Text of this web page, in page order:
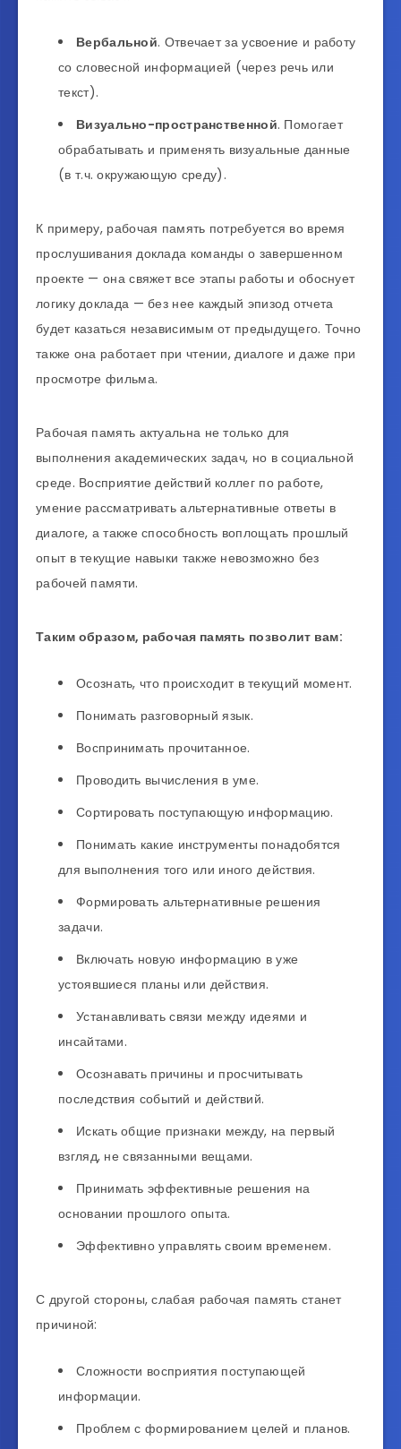
Вербальной. Отвечает за усвоение и работу
со словесной информацией (через речь или
текст).
Визуально-пространственной. Помогает
обрабатывать и применять визуальные данные
(в т.ч. окружающую среду).
К примеру, рабочая память потребуется во время
прослушивания доклада команды о завершенном
проекте — она свяжет все этапы работы и обоснует
логику доклада — без нее каждый эпизод отчета
будет казаться независимым от предыдущего. Точно
также она работает при чтении, диалоге и даже при
просмотре фильма.
Рабочая память актуальна не только для
выполнения академических задач, но в социальной
среде. Восприятие действий коллег по работе,
умение рассматривать альтернативные ответы в
диалоге, а также способность воплощать прошлый
опыт в текущие навыки также невозможно без
рабочей памяти.
Таким образом, рабочая память позволит вам:
Осознать, что происходит в текущий момент.
Понимать разговорный язык.
Воспринимать прочитанное.
Проводить вычисления в уме.
Сортировать поступающую информацию.
Понимать какие инструменты понадобятся
для выполнения того или иного действия.
Формировать альтернативные решения
задачи.
Включать новую информацию в уже
устоявшиеся планы или действия.
Устанавливать связи между идеями и
инсайтами.
Осознавать причины и просчитывать
последствия событий и действий.
Искать общие признаки между, на первый
взгляд, не связанными вещами.
Принимать эффективные решения на
основании прошлого опыта.
Эффективно управлять своим временем.
С другой стороны, слабая рабочая память станет
причиной:
Сложности восприятия поступающей
информации.
Проблем с формированием целей и планов.